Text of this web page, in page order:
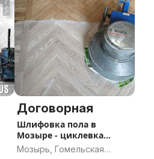
Договорная
Шлифовка пола в
Мозыре - циклевка
паркета
Мозырь, Гомельская